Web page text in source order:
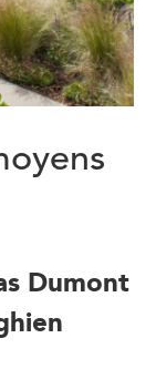
Dumont